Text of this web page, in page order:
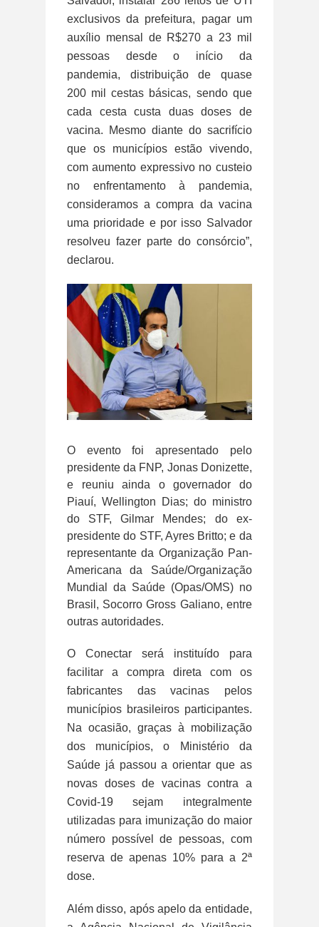
exclusivos da prefeitura, pagar um
auxílio mensal de R$270 a 23 mil
pessoas desde o início da
pandemia, distribuição de quase
200 mil cestas básicas, sendo que
cada cesta custa duas doses de
vacina. Mesmo diante do sacrifício
que os municípios estão vivendo,
com aumento expressivo no custeio
no enfrentamento à pandemia,
consideramos a compra da vacina
uma prioridade e por isso Salvador
resolveu fazer parte do consórcio”,
declarou.
O evento foi apresentado pelo
presidente da FNP, Jonas Donizette,
e reuniu ainda o governador do
Piauí, Wellington Dias; do ministro
do STF, Gilmar Mendes; do ex-
presidente do STF, Ayres Britto; e da
representante da Organização Pan-
Americana da Saúde/Organização
Mundial da Saúde (Opas/OMS) no
Brasil, Socorro Gross Galiano, entre
outras autoridades.
O Conectar será instituído para
facilitar a compra direta com os
fabricantes das vacinas pelos
municípios brasileiros participantes.
Na ocasião, graças à mobilização
dos municípios, o Ministério da
Saúde já passou a orientar que as
novas doses de vacinas contra a
Covid-19 sejam integralmente
utilizadas para imunização do maior
número possível de pessoas, com
reserva de apenas 10% para a 2ª
dose.
Além disso, após apelo da entidade,